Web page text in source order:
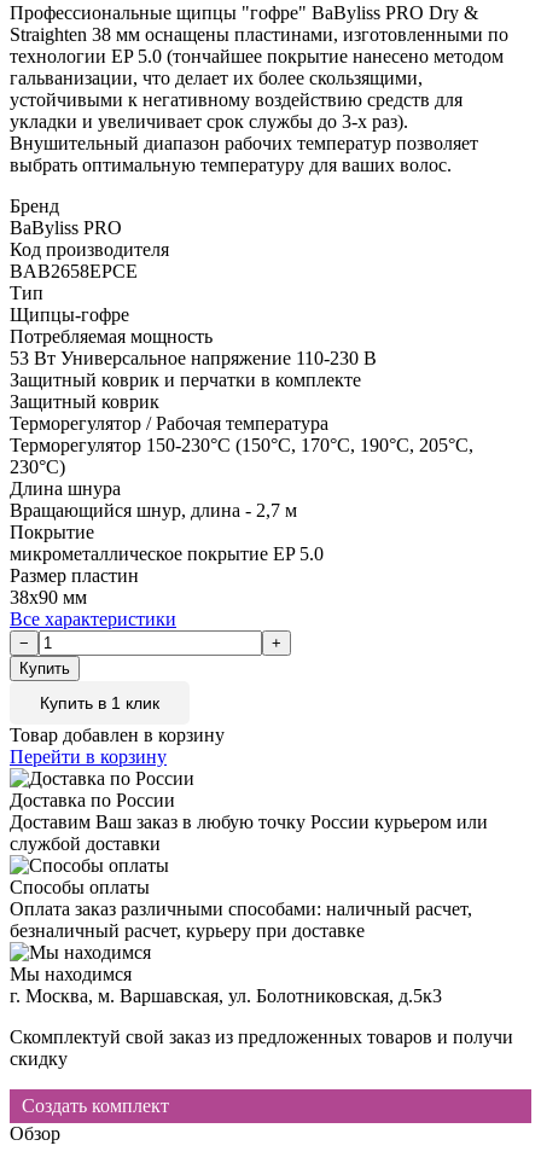
Профессиональные щипцы "гофре" BaByliss PRO Dry &
Straighten 38 мм оснащены пластинами, изготовленными по
технологии EP 5.0 (тончайшее покрытие нанесено методом
гальванизации, что делает их более скользящими,
устойчивыми к негативному воздействию средств для
укладки и увеличивает срок службы до 3-х раз).
Внушительный диапазон рабочих температур позволяет
выбрать оптимальную температуру для ваших волос.
Бренд
BaByliss PRO
Код производителя
BAB2658EPCE
Тип
Щипцы-гофре
Потребляемая мощность
53 Вт Универсальное напряжение 110-230 В
Защитный коврик и перчатки в комплекте
Защитный коврик
Терморегулятор / Рабочая температура
Терморегулятор 150-230°C (150°C, 170°C, 190°C, 205°C,
230°C)
Длина шнура
Вращающийся шнур, длина - 2,7 м
Покрытие
микрометаллическое покрытие EP 5.0
Размер пластин
38х90 мм
Все характеристики
Купить в 1 клик
Товар добавлен в корзину
Перейти в корзину
Доставка по России
Доставим Ваш заказ в любую точку России курьером или
службой доставки
Способы оплаты
Оплата заказ различными способами: наличный расчет,
безналичный расчет, курьеру при доставке
Мы находимся
г. Москва, м. Варшавская, ул. Болотниковская, д.5к3
Скомплектуй свой заказ из предложенных товаров и получи
скидку
Создать комплект
Обзор